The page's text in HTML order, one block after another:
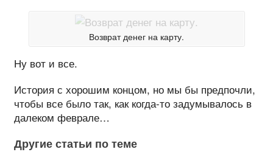
Возврат денег на карту.
Ну вот и все.
История с хорошим концом, но мы бы предпочли,
чтобы все было так, как когда-то задумывалось в
далеком феврале…
Другие статьи по теме